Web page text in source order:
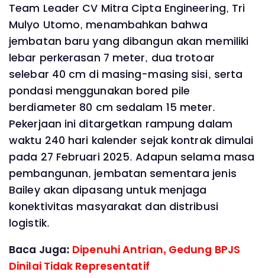
Team Leader CV Mitra Cipta Engineering, Tri
Mulyo Utomo, menambahkan bahwa
jembatan baru yang dibangun akan memiliki
lebar perkerasan 7 meter, dua trotoar
selebar 40 cm di masing-masing sisi, serta
pondasi menggunakan bored pile
berdiameter 80 cm sedalam 15 meter.
Pekerjaan ini ditargetkan rampung dalam
waktu 240 hari kalender sejak kontrak dimulai
pada 27 Februari 2025. Adapun selama masa
pembangunan, jembatan sementara jenis
Bailey akan dipasang untuk menjaga
konektivitas masyarakat dan distribusi
logistik.
Baca Juga: Dipenuhi Antrian, Gedung BPJS
Dinilai Tidak Representatif